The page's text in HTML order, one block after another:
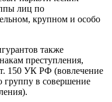
лиц по
крупном и особо
также
преступления,
150 УК РФ (вовлечение
группу в совершение